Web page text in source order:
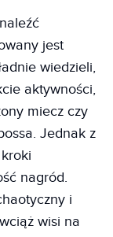
jest
wiedzieli,
aktywności,
miecz czy
Jednak z
nagród.
i
wisi na